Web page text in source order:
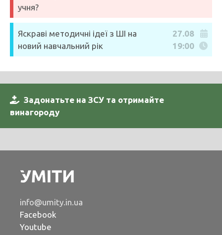
учня?
Яскраві методичні ідеї з ШІ на
новий навчальний рік
27.08
19:00
Задонатьте на ЗСУ та отримайте
винагороду
info@umity.in.ua
Facebook
Youtube